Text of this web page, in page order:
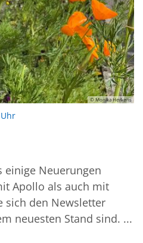
© Monika Herkens
:
einige Neuerungen
Apollo als auch mit
sich den Newsletter
neuesten Stand sind. ...